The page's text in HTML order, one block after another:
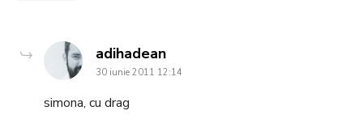
adihadeansays:
30 iunie 2011 12:14
simona, cu drag